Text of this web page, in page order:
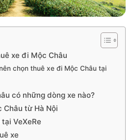
xe đi Mộc Châu
chọn thuê xe đi Mộc Châu tại
có những dòng xe nào?
Châu từ Hà Nội
VeXeRe
xe